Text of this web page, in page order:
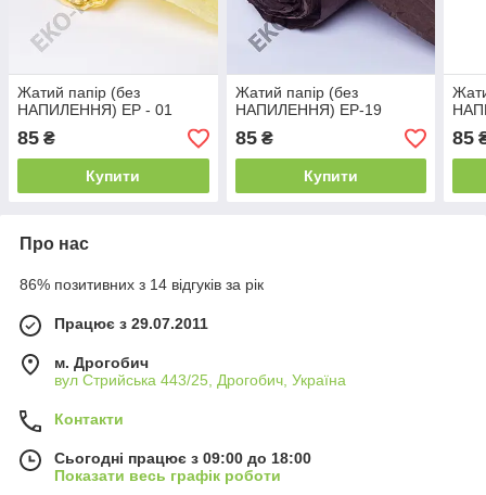
Жатий папір (без
НАПИЛЕННЯ) ЕР - 01
85 ₴
Купити
Жатий папір (без
НАПИЛЕННЯ) ЕР-19
85₴
Купити
85
Про нас
86% позитивних з 14 відгуків за рік
Працює з 29.07.2011
м. Дрогобич
вул Стрийська 443/25, Дрогобич, Україна
Контакти
Сьогодні працює з 09:00 до 18:00
Показати весь графік роботи